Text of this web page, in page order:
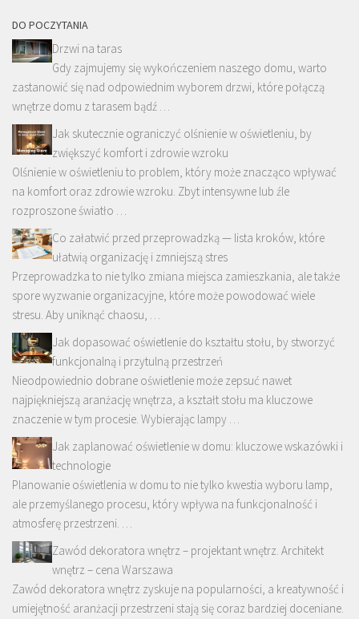
DO POCZYTANIA
Drzwi na taras
Gdy zajmujemy się wykończeniem naszego domu, warto
zastanowić się nad odpowiednim wyborem drzwi, które połączą
wnętrze domu z tarasem bądź …
Jak skutecznie ograniczyć olśnienie w oświetleniu, by
zwiększyć komfort i zdrowie wzroku
Olśnienie w oświetleniu to problem, który może znacząco wpływać
na komfort oraz zdrowie wzroku. Zbyt intensywne lub źle
rozproszone światło …
Co załatwić przed przeprowadzką — lista kroków, które
ułatwią organizację i zmniejszą stres
Przeprowadzka to nie tylko zmiana miejsca zamieszkania, ale także
spore wyzwanie organizacyjne, które może powodować wiele
stresu. Aby uniknąć chaosu, …
Jak dopasować oświetlenie do kształtu stołu, by stworzyć
funkcjonalną i przytulną przestrzeń
Nieodpowiednio dobrane oświetlenie może zepsuć nawet
najpiękniejszą aranżację wnętrza, a kształt stołu ma kluczowe
znaczenie w tym procesie. Wybierając lampy …
Jak zaplanować oświetlenie w domu: kluczowe wskazówki i
technologie
Planowanie oświetlenia w domu to nie tylko kwestia wyboru lamp,
ale przemyślanego procesu, który wpływa na funkcjonalność i
atmosferę przestrzeni. …
Zawód dekoratora wnętrz – projektant wnętrz. Architekt
wnętrz – cena Warszawa
Zawód dekoratora wnętrz zyskuje na popularności, a kreatywność i
umiejętność aranżacji przestrzeni stają się coraz bardziej doceniane.